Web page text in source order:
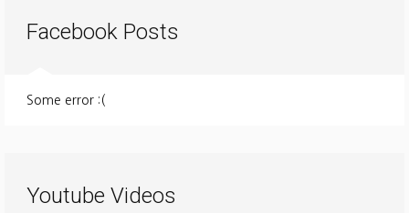
Facebook Posts
Some error :(
Youtube Videos